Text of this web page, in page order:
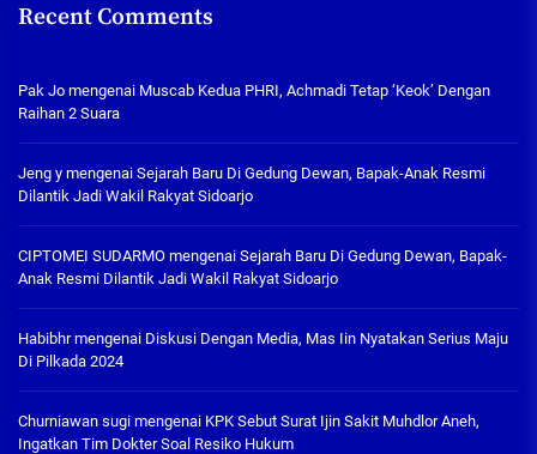
Recent Comments
Pak Jo mengenai Muscab Kedua PHRI, Achmadi Tetap ‘Keok’ Dengan
Raihan 2 Suara
Jeng y mengenai Sejarah Baru Di Gedung Dewan, Bapak-Anak Resmi
Dilantik Jadi Wakil Rakyat Sidoarjo
CIPTOMEI SUDARMO mengenai Sejarah Baru Di Gedung Dewan, Bapak-
Anak Resmi Dilantik Jadi Wakil Rakyat Sidoarjo
Habibhrmengenai Diskusi Dengan Media, Mas Iin Nyatakan Serius Maju
Di Pilkada 2024
Churniawan sugi mengenai KPK Sebut Surat Ijin Sakit Muhdlor Aneh,
Ingatkan Tim Dokter Soal Resiko Hukum